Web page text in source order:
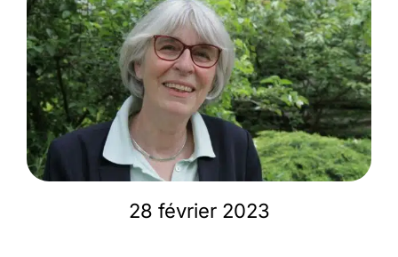
Spiritualité
Membres
L’actu
Nous soutenir28 février 2023